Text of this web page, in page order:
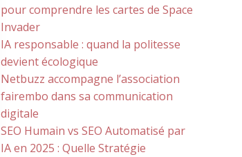
pour comprendre les cartes de Space
Invader
IA responsable : quand la politesse
devient écologique
Netbuzz accompagne l’association
fairembo dans sa communication
digitale
SEO Humain vs SEO Automatisé par
IA en 2025 : Quelle Stratégie